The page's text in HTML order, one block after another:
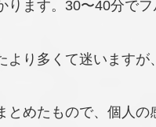
ります。30〜40分で
より多くて迷います
とめたもので、個人